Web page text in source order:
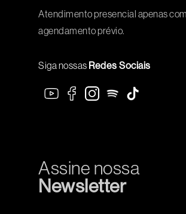
Atendimento presencial apenas com
agendamento prévio.
Siga nossas Redes Sociais
Assine nossa
Newsletter